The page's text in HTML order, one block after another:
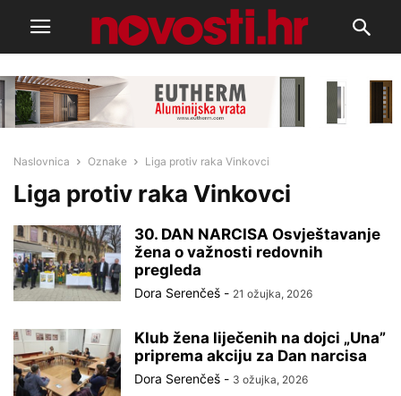
Naslovnica Oznake Liga protiv raka Vinkovci
Liga protiv raka Vinkovci
30. DAN NARCISA Osvještavanje
žena o važnosti redovnih
pregleda
Dora Serenčeš - 21 ožujka, 2026
Klub žena liječenih na dojci „Una”
priprema akciju za Dan narcisa
Dora Serenčeš - 3 ožujka, 2026